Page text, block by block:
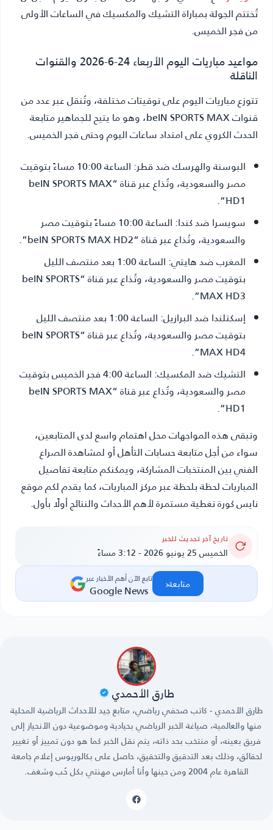
تُختتم الجولة بمباراة التشيك والمكسيك في الساعات الأولى
من فجر الخميس.
مواعيد مباريات اليوم الأربعاء 24-6-2026 والقنوات
الناقلة
تتوزع مباريات اليوم على توقيتات مختلفة، وتُنقل عبر عدد من
قنوات beIN SPORTS MAX، وهو ما يتيح للجماهير متابعة
الحدث الكروي على امتداد ساعات اليوم وحتى فجر الخميس.
البوسنة والهرسك ضد قطر:
الساعة 10:00 مساءً بتوقيت
مصر والسعودية، وتُذاع عبر قناة “beIN SPORTS MAX
HD1”.
سويسرا ضد كندا:
الساعة 10:00 مساءً بتوقيت مصر
والسعودية، وتُذاع عبر قناة “beIN SPORTS MAX HD2”.
المغرب ضد هايتي:
الساعة 1:00 بعد منتصف الليل
بتوقيت مصر والسعودية، وتُذاع عبر قناة “beIN SPORTS
MAX HD3”.
إسكتلندا ضد البرازيل:
الساعة 1:00 بعد منتصف الليل
بتوقيت مصر والسعودية، وتُذاع عبر قناة “beIN SPORTS
MAX HD4”.
التشيك ضد المكسيك:
الساعة 4:00 فجر الخميس بتوقيت
مصر والسعودية، وتُذاع عبر قناة “beIN SPORTS MAX
HD1”.
وتبقى هذه المواجهات محل اهتمام واسع لدى المتابعين،
سواء من أجل متابعة حسابات التأهل أو لمشاهدة الصراع
الفني بين المنتخبات المشاركة، ويمكنكم متابعة تفاصيل
المباريات لحظة بلحظة عبر مركز المباريات، كما يقدم لكم موقع
نايس كورةتغطية مستمرة لأهم الأحداث والنتائج أولًا بأول.
تاريخ آخر تحديث للخبر
الخميس 25 يونيو 2026 - 3:12 مساءً
تابع الآن أهم الأخبار عبر
Google News متابعة‹
طارق الأحمدي
طارق الأحمدي - كاتب صحفي رياضي، متابع جيد للأحداث الرياضية المحلية
منها والعالمية، صياغة الخبر الرياضي بحيادية وموضوعية دون الأنحياز إلى
فريق بعينه، أو منتخب بحد ذاته، يتم نقل الخبر كما هو دون تمييز أو تغيير
لحقائق، وذلك بعد التدقيق والتحقيق، حاصل على بكالوريوس إعلام جامعة
القاهرة عام 2004 ومن حينها وأنا أمارس مهنتي بكل حُب وشغف.